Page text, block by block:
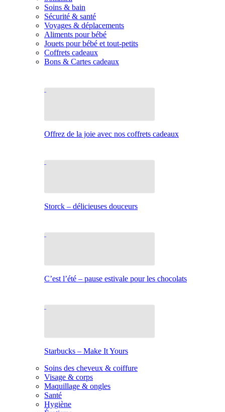
Soins & bain
Sécurité & santé
Voyages & déplacements
Aliments pour bébé
Jouets pour bébé et tout-petits
Coffrets cadeaux
Bons & Cartes cadeaux
Offrez de la joie avec nos coffrets cadeaux
Storck – délicieuses douceurs
C’est l’été – pause estivale pour les chocolats
Starbucks – Make It Yours
Soins des cheveux & coiffure
Visage & corps
Maquillage & ongles
Santé
Hygiène